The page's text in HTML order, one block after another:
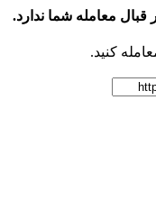
قبال معامله شما ندارد.
کنید.